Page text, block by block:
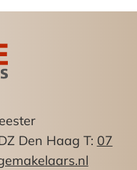
in de categorie
Den Haag T: 07